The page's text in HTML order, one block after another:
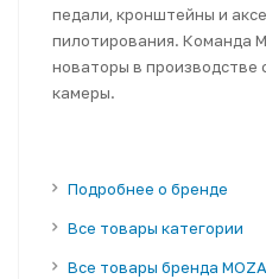
педали, кронштейны и
пилотирования. Команда
новаторы в производстве
камеры.
Подробнее о бренде
Все товары категории
Все товары бренда